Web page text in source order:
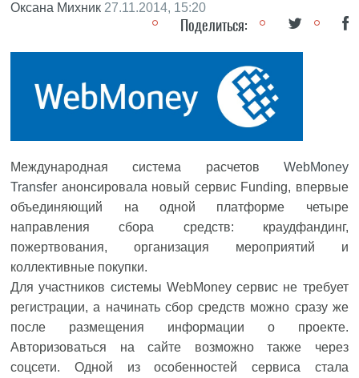
Оксана Михник 27.11.2014, 15:20
Поделиться:
Международная система расчетов WebMoney
Transfer анонсировала новый сервис Funding, впервые
объединяющий на одной платформе четыре
направления сбора средств: краудфандинг,
пожертвования, организация мероприятий и
коллективные покупки.
Для участников системы WebMoney сервис не требует
регистрации, а начинать сбор средств можно сразу же
после размещения информации о проекте.
Авторизоваться на сайте возможно также через
соцсети. Одной из особенностей сервиса стала